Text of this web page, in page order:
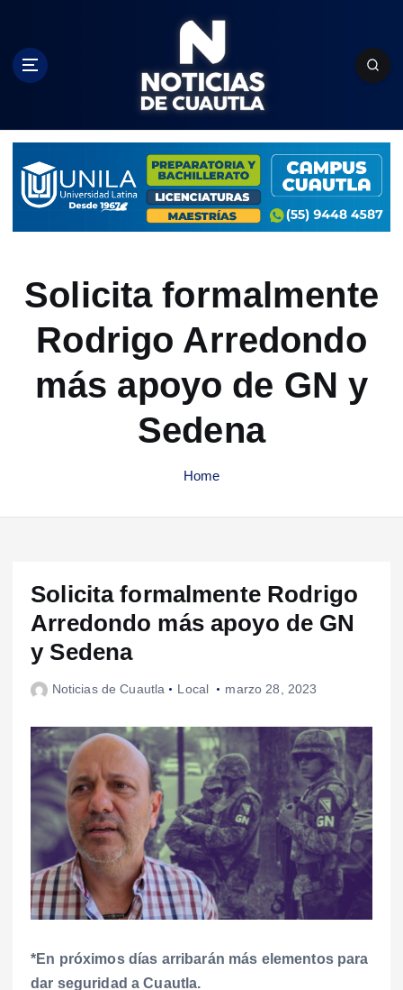
c
Solicita formalmente
Rodrigo Arredondo
más apoyo de GN y
Sedena
Home
Solicita formalmente Rodrigo
Arredondo más apoyo de GN
y Sedena
Noticias de Cuautla Local marzo 28, 2023
*En próximos días arribarán más elementos para
dar seguridad a Cuautla.